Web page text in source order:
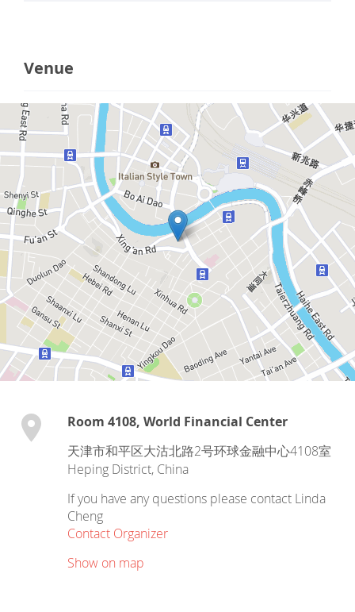
Venue
Room 4108, World Financial Center
天津市和平区大沽北路2号环球金融中心4108室
Heping District, China
If you have any questions please contact Linda
Cheng
Contact Organizer
Show on map